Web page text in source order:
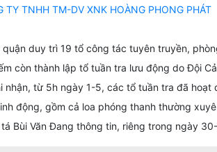
quận duy trì 19 tổ công tác tuyên truyền,
còn thành lập tổ tuần tra lưu động do Đội
nhận, từ 5h ngày 1-5, các tổ tuần tra đã
động, gồm cả loa phóng thanh thường
Bùi Văn Đang thông tin, riêng trong ngày